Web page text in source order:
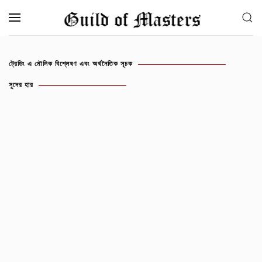
Skip to main content
ট্রেডিং এ মৌলিক বিশ্লেষণ এবং অর্থনৈতিক সূচক
সুদের হার